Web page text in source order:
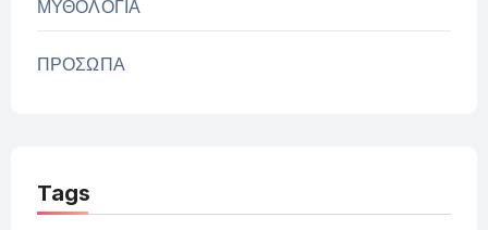
ΜΥΘΟΛΟΓΙΑ
ΠΡΟΣΩΠΑ
Tags